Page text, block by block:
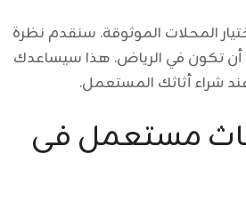
المحلات الموثوقة. سنقدم نظرة
أن تكون في الرياض. هذا سيساعدك
شراء أثاثك المستعمل.
مستعمل فى